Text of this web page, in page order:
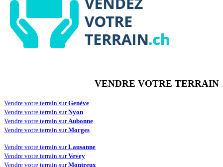
VENDRE VOTRE TERRAIN
Vendre votre terrain surGenève
Vendre votre terrain surNyon
Vendre votre terrain surAubonne
Vendre votre terrain surMorges
Vendre votre terrain surLausanne
Vendre votre terrain surVevey
Vendre votre terrain surMontreux